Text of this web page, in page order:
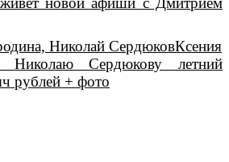
Ксения
Николаю Сердюкову летний
рублей + фото